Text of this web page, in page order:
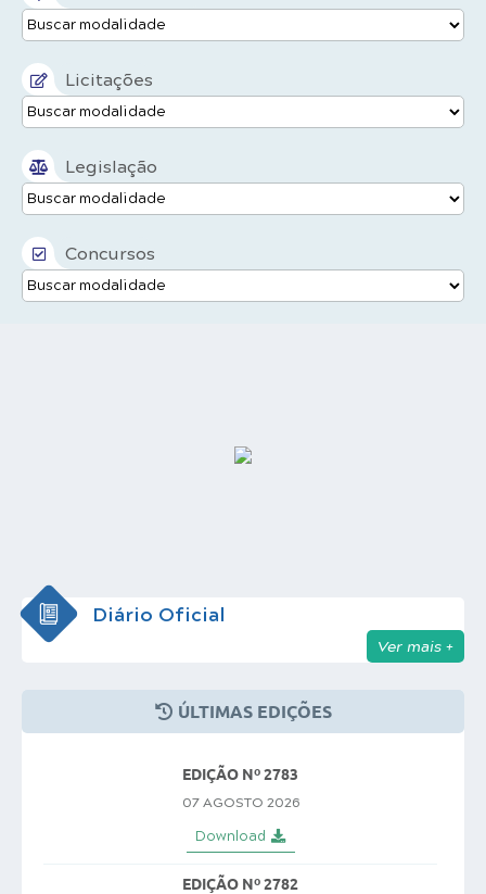
Licitações
Legislação
Concursos
Diário Oficial
Ver mais +
ÚLTIMAS EDIÇÕES
EDIÇÃO Nº 2783
07 AGOSTO 2026
Download
EDIÇÃO Nº 2782